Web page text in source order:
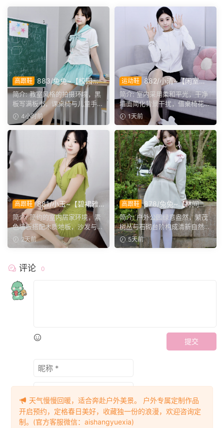
高跟鞋 883/兔兔~【校园清
欢】黑板课桌椅为伴，水手服
演绎烂漫青春光景。
简介: 教室风格的拍摄环境，黑
板写满板书，课桌椅与儿童手绘
作品烘托校园氛围。兔...
4小时前
运动鞋
882/小清~【闲室倩
影】素室柔光映穿搭，多样姿
态演绎清爽休闲格调。
简介: 室内采用柔和平光，干净
墙面简化背景干扰，借桌椅花艺
丰富画面层次。兼顾全...
1天前
高跟鞋 881/小玉~【碧裙雅
姿】一室柔光衬绿裙，错落姿
态尽显温婉格调。
简介: 简约的室内居家环境，素
色墙板搭配木质地板，沙发与办
公椅丰富场景层次。小...
2天前
高跟鞋 878/兔兔~【林间甜
序】公园翠色环绕，粉白装
束，动静间尽显少女娇柔风
姿。
简介: 户外公园绿意盎然，繁茂
树丛与石砌台阶构成清新自然环
境。兔兔身着白调小香...
5天前
评论 0
提交
天气慢慢回暖，适合奔赴户外美景。 户外专属定制作品
开启预约，定格春日美好，收藏独一份的浪漫，欢迎咨询定
制。(官方客服微信：aishangyuexia)